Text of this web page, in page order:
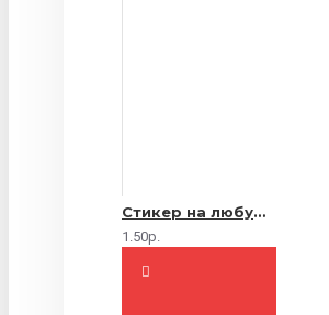
Стикер на любую продукцию
1.50р.